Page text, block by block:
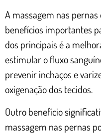
A massagem nas
benefícios importantes
dos principais é a
estimular o fluxo
prevenir inchaços e
oxigenação dos tecidos.
Outro benefício
massagem nas pernas